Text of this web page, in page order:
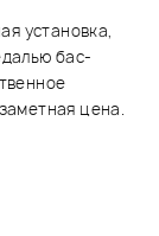
установка,
бас-
цена.